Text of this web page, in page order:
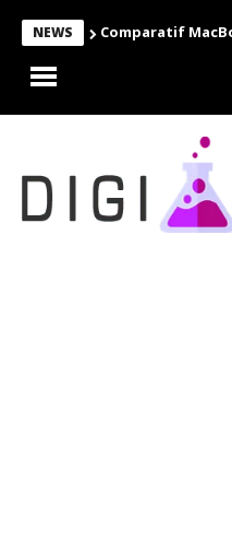
NEWS Comparatif